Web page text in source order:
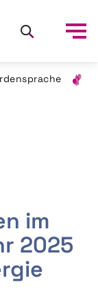
im
2025